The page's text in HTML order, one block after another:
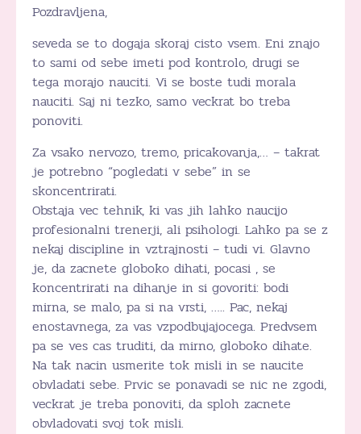
Pozdravljena,
seveda se to dogaja skoraj cisto vsem. Eni znajo
to sami od sebe imeti pod kontrolo, drugi se
tega morajo nauciti. Vi se boste tudi morala
nauciti. Saj ni tezko, samo veckrat bo treba
ponoviti.
Za vsako nervozo, tremo, pricakovanja,… – takrat
je potrebno “pogledati v sebe” in se
skoncentrirati.
Obstaja vec tehnik, ki vas jih lahko naucijo
profesionalni trenerji, ali psihologi. Lahko pa se z
nekaj discipline in vztrajnosti – tudi vi. Glavno
je, da zacnete globoko dihati, pocasi , se
koncentrirati na dihanje in si govoriti: bodi
mirna, se malo, pa si na vrsti, ….. Pac, nekaj
enostavnega, za vas vzpodbujajocega. Predvsem
pa se ves cas truditi, da mirno, globoko dihate.
Na tak nacin usmerite tok misli in se naucite
obvladati sebe. Prvic se ponavadi se nic ne zgodi,
veckrat je treba ponoviti, da sploh zacnete
obvladovati svoj tok misli.